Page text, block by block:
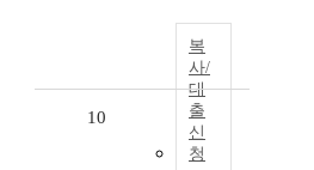
복
사/
대
출
신
청
10